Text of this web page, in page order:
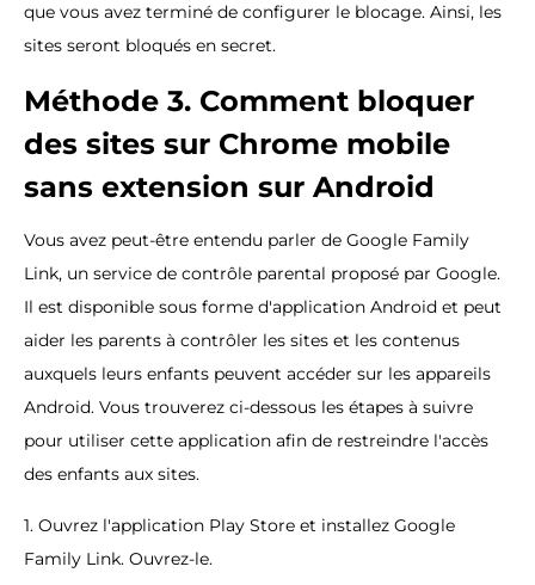
que vous avez terminé de configurer le blocage. Ainsi, les
sites seront bloqués en secret.
Méthode 3. Comment bloquer
des sites sur Chrome mobile
sans extension sur Android
Vous avez peut-être entendu parler de Google Family
Link, un service de contrôle parental proposé par Google.
Il est disponible sous forme d'application Android et peut
aider les parents à contrôler les sites et les contenus
auxquels leurs enfants peuvent accéder sur les appareils
Android. Vous trouverez ci-dessous les étapes à suivre
pour utiliser cette application afin de restreindre l'accès
des enfants aux sites.
1. Ouvrez l'application Play Store et installez Google
Family Link. Ouvrez-le.